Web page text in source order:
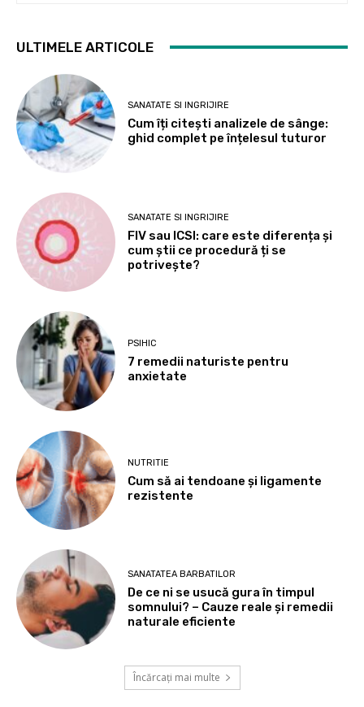
ULTIMELE ARTICOLE
SANATATE SI INGRIJIRE
Cum îți citești analizele de sânge:
ghid complet pe înțelesul tuturor
SANATATE SI INGRIJIRE
FIV sau ICSI: care este diferența și
cum știi ce procedură ți se
potrivește?
PSIHIC
7 remedii naturiste pentru
anxietate
NUTRITIE
Cum să ai tendoane şi ligamente
rezistente
SANATATEA BARBATILOR
De ce ni se usucă gura în timpul
somnului? – Cauze reale și remedii
naturale eficiente
Încărcați mai multe